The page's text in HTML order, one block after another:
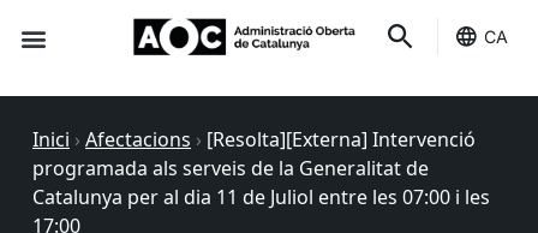
CA
Inici › Afectacions › [Resolta][Externa] Intervenció
programada als serveis de la Generalitat de
Catalunya per al dia 11 de Juliol entre les 07:00 i les
17:00